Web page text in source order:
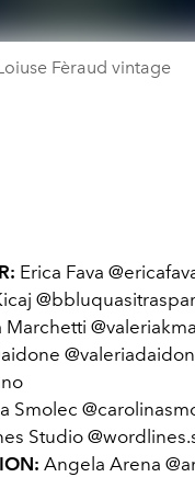
Fèraud vintage
Erica Fava
Marchetti
Smolec
Studio
Angela Arena